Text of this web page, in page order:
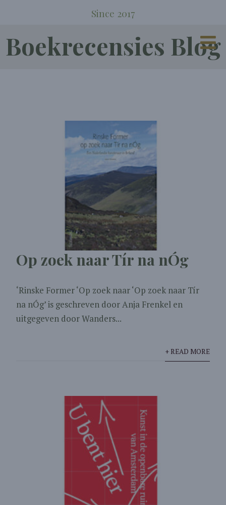
Since 2017
Boekrecensies Blog
Op zoek naar Tír na nÓg
‘Rinske Former ‘Op zoek naar ‘Op zoek naar Tír
na nÓg’ is geschreven door Anja Frenkel en
uitgegeven door Wanders...
+ READ MORE